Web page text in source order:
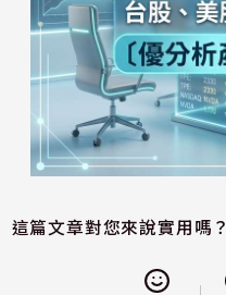
這篇文章對您來說實用嗎？